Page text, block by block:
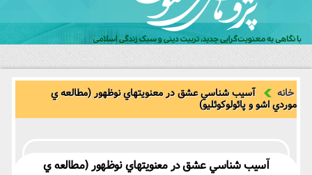
خانه آسيب‏ شناسي عشق در معنويت‏هاي نوظهور (مطالعه‏ ي
موردي اشو و پائولوکوئليو)
آسيب‏ شناسي عشق در معنويت‏هاي نوظهور (مطالعه‏ ي